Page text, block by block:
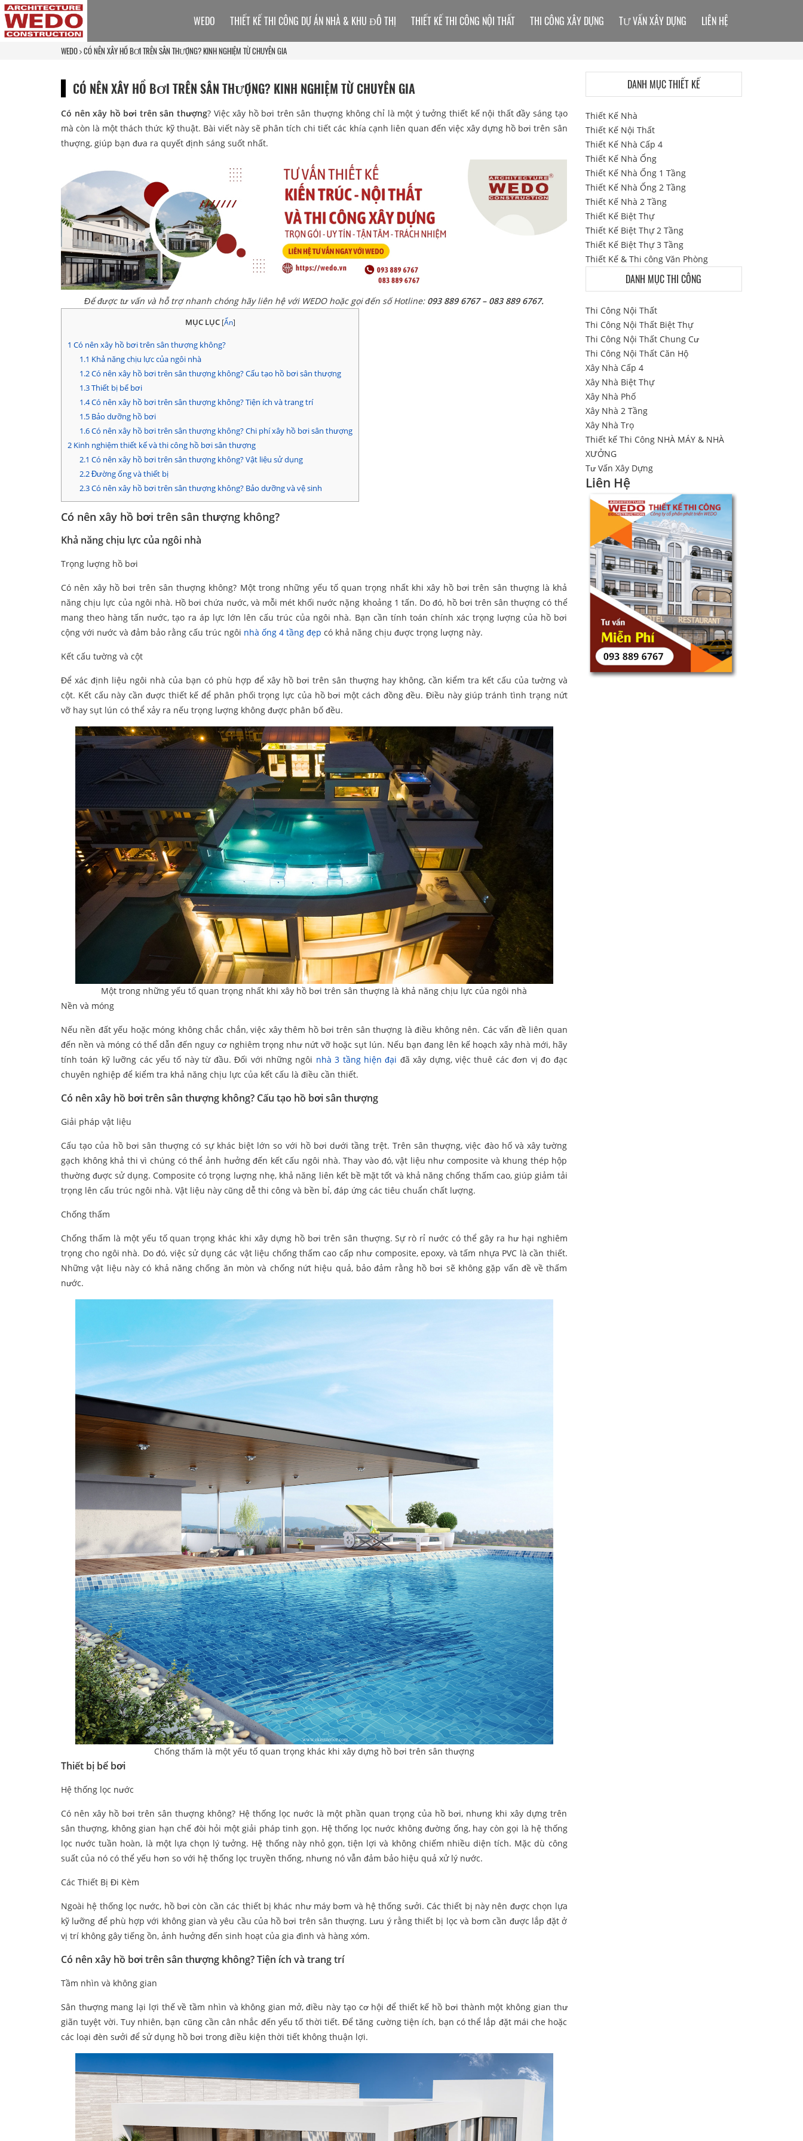
WEDO CÓ NÊN XÂY HỒ BƠI TRÊN SÂN THƯỢNG? KINH NGHIỆM TỪ CHUYÊN GIA
CÓ NÊN XÂY HỒ BƠI TRÊN SÂN THƯỢNG? KINH NGHIỆM TỪ CHUYÊN GIA
Có nên xây hồ bơi trên sân thượng? Việc xây hồ bơi trên sân thượng không chỉ là một ý tưởng thiết kế nội thất đầy sáng tạo
mà còn là một thách thức kỹ thuật. Bài viết này sẽ phân tích chi tiết các khía cạnh liên quan đến việc xây dựng hồ bơi trên sân
thượng, giúp bạn đưa ra quyết định sáng suốt nhất.
Để được tư vấn và hỗ trợ nhanh chóng hãy liên hệ với WEDO hoặc gọi đến số Hotline: 093 889 6767 – 083 889 6767.
MỤC LỤC [Ẩn]
1 Có nên xây hồ bơi trên sân thượng không?
1.1 Khả năng chịu lực của ngôi nhà
1.2Có nên xây hồ bơi trên sân thượng không? Cấu tạo hồ bơi sân thượng
1.3Thiết bị bể bơi
1.4Có nên xây hồ bơi trên sân thượng không? Tiện ích và trang trí
1.5Bảo dưỡng hồ bơi
1.6Có nên xây hồ bơi trên sân thượng không? Chi phí xây hồ bơi sân thượng
2 Kinh nghiệm thiết kế và thi công hồ bơi sân thượng
2.1 Có nên xây hồ bơi trên sân thượng không? Vật liệu sử dụng
2.2Đường ống và thiết bị
2.3Có nên xây hồ bơi trên sân thượng không? Bảo dưỡng và vệ sinh
Có nên xây hồ bơi trên sân thượng không?
Khả năng chịu lực của ngôi nhà
Trọng lượng hồ bơi
Có nên xây hồ bơi trên sân thượng không? Một trong những yếu tố quan trọng nhất khi xây hồ bơi trên sân thượng là khả
năng chịu lực của ngôi nhà. Hồ bơi chứa nước, và mỗi mét khối nước nặng khoảng 1 tấn. Do đó, hồ bơi trên sân thượng có thể
mang theo hàng tấn nước, tạo ra áp lực lớn lên cấu trúc của ngôi nhà. Bạn cần tính toán chính xác trọng lượng của hồ bơi
cộng với nước và đảm bảo rằng cấu trúc ngôi nhà ống 4 tầng đẹp có khả năng chịu được trọng lượng này.
Kết cấu tường và cột
Để xác định liệu ngôi nhà của bạn có phù hợp để xây hồ bơi trên sân thượng hay không, cần kiểm tra kết cấu của tường và
cột. Kết cấu này cần được thiết kế để phân phối trọng lực của hồ bơi một cách đồng đều. Điều này giúp tránh tình trạng nứt
vỡ hay sụt lún có thể xảy ra nếu trọng lượng không được phân bố đều.
Một trong những yếu tố quan trọng nhất khi xây hồ bơi trên sân thượng là khả năng chịu lực của ngôi nhà
Nền và móng
Nếu nền đất yếu hoặc móng không chắc chắn, việc xây thêm hồ bơi trên sân thượng là điều không nên. Các vấn đề liên quan
đến nền và móng có thể dẫn đến nguy cơ nghiêm trọng như nứt vỡ hoặc sụt lún. Nếu bạn đang lên kế hoạch xây nhà mới, hãy
tính toán kỹ lưỡng các yếu tố này từ đầu. Đối với những ngôi nhà 3 tầng hiện đại đã xây dựng, việc thuê các đơn vị đo đạc
chuyên nghiệp để kiểm tra khả năng chịu lực của kết cấu là điều cần thiết.
Có nên xây hồ bơi trên sân thượng không? Cấu tạo hồ bơi sân thượng
Giải pháp vật liệu
Cấu tạo của hồ bơi sân thượng có sự khác biệt lớn so với hồ bơi dưới tầng trệt. Trên sân thượng, việc đào hố và xây tường
gạch không khả thi vì chúng có thể ảnh hưởng đến kết cấu ngôi nhà. Thay vào đó, vật liệu như composite và khung thép hộp
thường được sử dụng. Composite có trọng lượng nhẹ, khả năng liên kết bề mặt tốt và khả năng chống thấm cao, giúp giảm tải
trọng lên cấu trúc ngôi nhà. Vật liệu này cũng dễ thi công và bền bỉ, đáp ứng các tiêu chuẩn chất lượng.
Chống thấm
Chống thấm là một yếu tố quan trọng khác khi xây dựng hồ bơi trên sân thượng. Sự rò rỉ nước có thể gây ra hư hại nghiêm
trọng cho ngôi nhà. Do đó, việc sử dụng các vật liệu chống thấm cao cấp như composite, epoxy, và tấm nhựa PVC là cần thiết.
Những vật liệu này có khả năng chống ăn mòn và chống nứt hiệu quả, bảo đảm rằng hồ bơi sẽ không gặp vấn đề về thấm
nước.
Chống thấm là một yếu tố quan trọng khác khi xây dựng hồ bơi trên sân thượng
Thiết bị bể bơi
Hệ thống lọc nước
Có nên xây hồ bơi trên sân thượng không? Hệ thống lọc nước là một phần quan trọng của hồ bơi, nhưng khi xây dựng trên
sân thượng, không gian hạn chế đòi hỏi một giải pháp tinh gọn. Hệ thống lọc nước không đường ống, hay còn gọi là hệ thống
lọc nước tuần hoàn, là một lựa chọn lý tưởng. Hệ thống này nhỏ gọn, tiện lợi và không chiếm nhiều diện tích. Mặc dù công
suất của nó có thể yếu hơn so với hệ thống lọc truyền thống, nhưng nó vẫn đảm bảo hiệu quả xử lý nước.
Các Thiết Bị Đi Kèm
Ngoài hệ thống lọc nước, hồ bơi còn cần các thiết bị khác như máy bơm và hệ thống sưởi. Các thiết bị này nên được chọn lựa
kỹ lưỡng để phù hợp với không gian và yêu cầu của hồ bơi trên sân thượng. Lưu ý rằng thiết bị lọc và bơm cần được lắp đặt ở
vị trí không gây tiếng ồn, ảnh hưởng đến sinh hoạt của gia đình và hàng xóm.
Có nên xây hồ bơi trên sân thượng không? Tiện ích và trang trí
Tầm nhìn và không gian
Sân thượng mang lại lợi thế về tầm nhìn và không gian mở, điều này tạo cơ hội để thiết kế hồ bơi thành một không gian thư
giãn tuyệt vời. Tuy nhiên, bạn cũng cần cân nhắc đến yếu tố thời tiết. Để tăng cường tiện ích, bạn có thể lắp đặt mái che hoặc
các loại đèn sưởi để sử dụng hồ bơi trong điều kiện thời tiết không thuận lợi.
WEDO THIẾT KẾ THI CÔNG DỰ ÁN NHÀ & KHU ĐÔ THỊ THIẾT KẾ THI CÔNG NỘI THẤT THI CÔNG XÂY DỰNG TƯ VẤN XÂY DỰNG LIÊN HỆ
DANH MỤC THIẾT KẾ
Thiết Kế Nhà
Thiết Kế Nội Thất
Thiết Kế Nhà Cấp 4
Thiết Kế Nhà Ống
Thiết Kế Nhà Ống 1 Tầng
Thiết Kế Nhà Ống 2 Tầng
Thiết Kế Nhà 2 Tầng
Thiết Kế Biệt Thự
Thiết Kế Biệt Thự 2 Tầng
Thiết Kế Biệt Thự 3 Tầng
Thiết Kế & Thi công Văn Phòng
DANH MỤC THI CÔNG
Thi Công Nội Thất
Thi Công Nội Thất Biệt Thự
Thi Công Nội Thất Chung Cư
Thi Công Nội Thất Căn Hộ
Xây Nhà Cấp 4
Xây Nhà Biệt Thự
Xây Nhà Phố
Xây Nhà 2 Tầng
Xây Nhà Trọ
Thiết kế Thi Công NHÀ MÁY & NHÀ
XƯỞNG
Tư Vấn Xây Dựng
Liên Hệ